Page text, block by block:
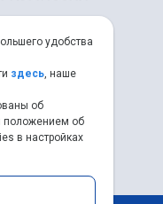
48-67
удобства
здесь, наше
об
положением об
в настройках